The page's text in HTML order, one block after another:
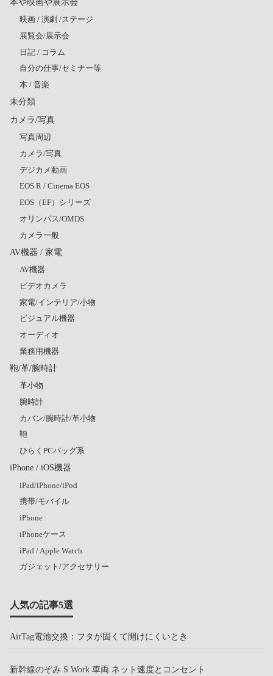
映画 / 演劇 /ステージ
展覧会/展示会
日記 / コラム
自分の仕事/セミナー等
本 / 音楽
未分類
カメラ/写真
写真周辺
カメラ/写真
デジカメ動画
EOS R / Cinema EOS
EOS（EF）シリーズ
オリンパス/OMDS
カメラ一般
AV機器 / 家電
AV機器
ビデオカメラ
家電/インテリア/小物
ビジュアル機器
オーディオ
業務用機器
鞄/革/腕時計
革小物
腕時計
カバン/腕時計/革小物
鞄
ひらくPCバッグ系
iPhone / iOS機器
iPad/iPhone/iPod
携帯/モバイル
iPhone
iPhoneケース
iPad / Apple Watch
ガジェット/アクセサリー
人気の記事5選
AirTag電池交換：フタが固くて開けにくいとき
新幹線のぞみ S Work 車両 ネット速度とコンセント